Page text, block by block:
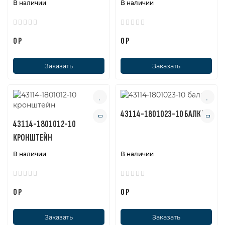
В наличии
0 Р
Заказать
В наличии
0 Р
Заказать
43114-1801012-10
КРОНШТЕЙН
В наличии
0 Р
Заказать
43114-1801023-10 БАЛКА
В наличии
0 Р
Заказать